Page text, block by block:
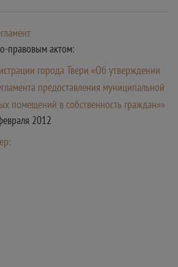
правовым актом:
города Твери «Об утверждении
предоставления муниципальной
помещений в собственность граждан»»
2012